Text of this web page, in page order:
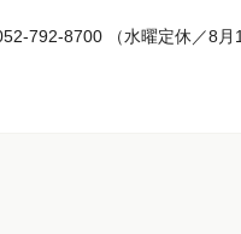
792-8700 （水曜定休／8月